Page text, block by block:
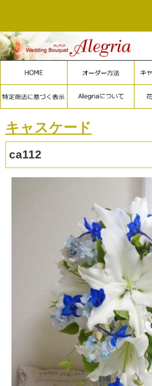
キャスケード
ca112